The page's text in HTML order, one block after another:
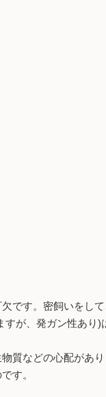
す。密飼いをして
が、発ガン性あり)
質などの心配があり
す。